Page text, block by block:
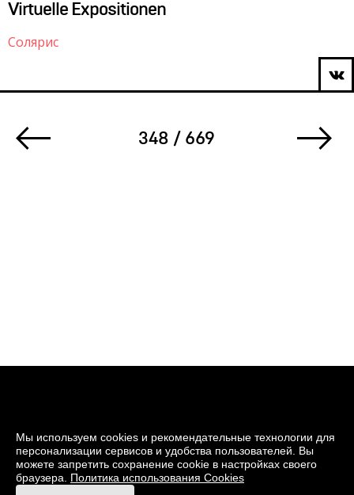
Virtuelle Expositionen
Солярис
348 / 669
© 2026 Музей кино
Мы используем cookies и рекомендательные технологии для
персонализации сервисов и удобства пользователей. Вы
можете запретить сохранение cookie в настройках своего
браузера. Политика использования Cookies